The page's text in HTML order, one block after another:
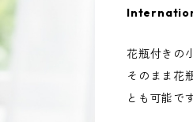
花瓶付きの
そのまま花
とも可能で